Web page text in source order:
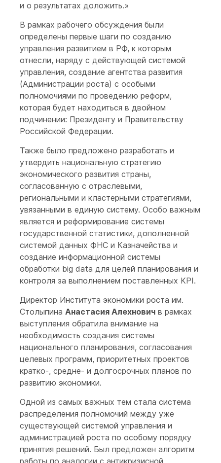
и о результатах доложить.»
В рамках рабочего обсуждения были
определены первые шаги по созданию
управления развитием в РФ, к которым
отнесли, наряду с действующей системой
управления, создание агентства развития
(Администрации роста) с особыми
полномочиями по проведению реформ,
которая будет находиться в двойном
подчинении: Президенту и Правительству
Российской Федерации.
Также было предложено разработать и
утвердить национальную стратегию
экономического развития страны,
согласованную с отраслевыми,
региональными и кластерными стратегиями,
увязанными в единую систему. Особо важным
является и реформирование системы
государственной статистики, дополненной
системой данных ФНС и Казначейства и
создание информационной системы
обработки big data для целей планирования и
контроля за выполнением поставленных KPI.
Директор Института экономики роста им.
Столыпина Анастасия Алехнович в рамках
выступления обратила внимание на
необходимость создания системы
национального планирования, согласования
целевых программ, приоритетных проектов
кратко-, средне- и долгосрочных планов по
развитию экономики.
Одной из самых важных тем стала система
распределения полномочий между уже
существующей системой управления и
администрацией роста по особому порядку
принятия решений. Был предложен алгоритм
работы по аналогии с антикризисной